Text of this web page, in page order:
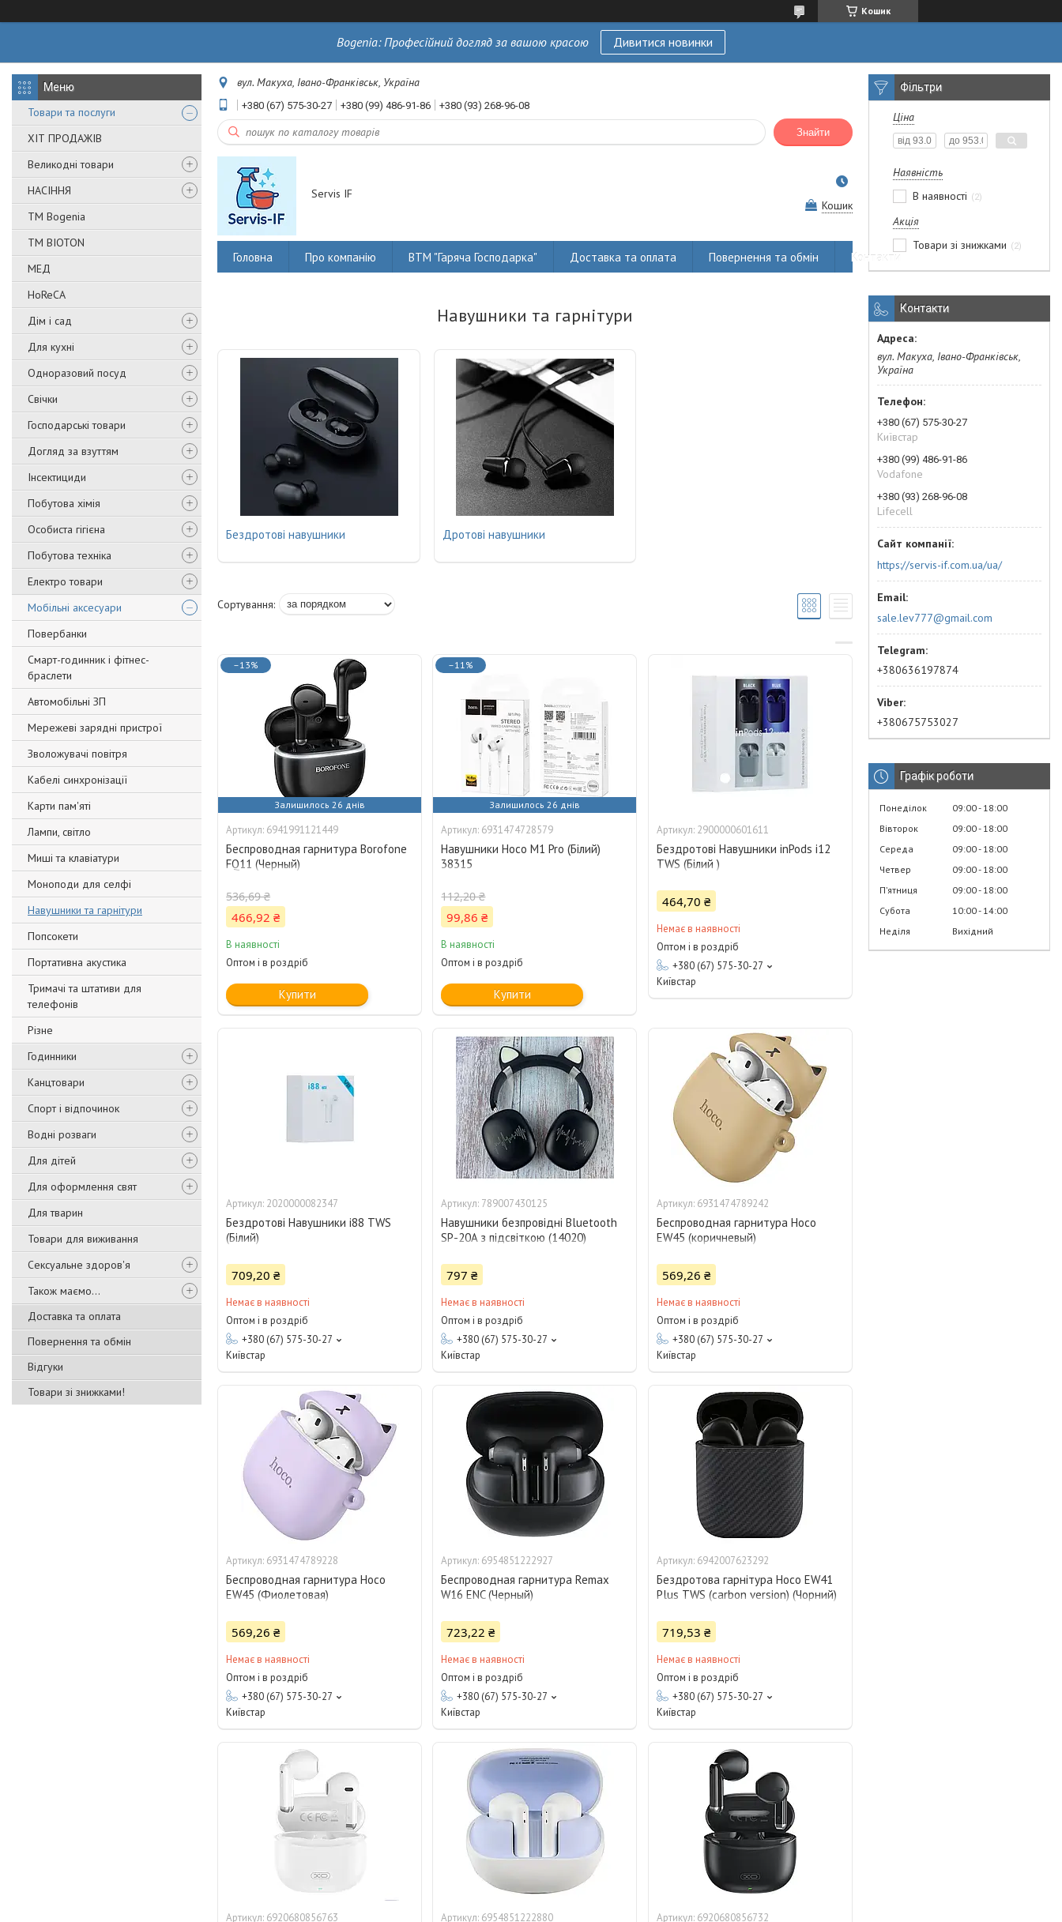
Кошик
Bogenia: Професійний догляд за вашою красою Дивитися новинки
Товари та послуги
ХІТ ПРОДАЖІВ
Великодні товари
НАСІННЯ
ТМ Bogenia
ТМ BIOTON
МЕД
HoReCA
Дім і сад
Для кухні
Одноразовий посуд
Свічки
Господарські товари
Догляд за взуттям
Інсектициди
Побутова хімія
Особиста гігієна
Побутова техніка
Електро товари
Мобільні аксесуари
Повербанки
Смарт-годинник і фітнес-
браслети
Автомобільні ЗП
Мережеві зарядні пристрої
Зволожувачі повітря
Кабелі синхронізації
Карти пам'яті
Лампи, світло
Миші та клавіатури
Моноподи для селфі
Навушники та гарнітури
Попсокети
Портативна акустика
Тримачі та штативи для
телефонів
Різне
Годинники
Канцтовари
Спорт і відпочинок
Водні розваги
Для дітей
Для оформлення свят
Для тварин
Товари для виживання
Сексуальне здоров'я
Також маємо...
Доставка та оплата
Повернення та обмін
Відгуки
Товари зі знижками!
вул. Макуха, Івано-Франківськ, Україна
+380 (67) 575-30-27 +380 (99) 486-91-86 +380 (93) 268-96-08
Знайти
Servis IF
Кошик
Головна Про компанію ВТМ "Гаряча Господарка" Доставка та оплата Повернення та обмін Контакти
Навушники та гарнітури
Бездротові навушники Дротові навушники
–13%
Залишилось 26 днів
6941991121449
Беспроводная гарнитура Borofone
FQ11 (Черный)
536,69 ₴
466,92 ₴
В наявності
Оптом і в роздріб
Купити
–11%
Залишилось 26 днів
6931474728579
Навушники Hoco M1 Pro (Бiлий)
38315
112,20 ₴
99,86 ₴
В наявності
Оптом і в роздріб
Купити
2900000601611
Бездротові Навушники inPods i12
TWS (Білий )
464,70 ₴
Немає в наявності
Оптом і в роздріб
+380 (67) 575-30-27
Київстар
2020000082347
Бездротові Навушники i88 TWS
(Білий)
709,20 ₴
Немає в наявності
Оптом і в роздріб
+380 (67) 575-30-27
Київстар
789007430125
Навушники безпровідні Bluetooth
SP-20A з підсвіткою (14020)
797 ₴
Немає в наявності
Оптом і в роздріб
+380 (67) 575-30-27
Київстар
6931474789242
Беспроводная гарнитура Hoco
EW45 (коричневый)
569,26 ₴
Немає в наявності
Оптом і в роздріб
+380 (67) 575-30-27
Київстар
6931474789228
Беспроводная гарнитура Hoco
EW45 (Фиолетовая)
569,26 ₴
Немає в наявності
Оптом і в роздріб
+380 (67) 575-30-27
Київстар
6954851222927
Беспроводная гарнитура Remax
W16 ENC (Черный)
723,22 ₴
Немає в наявності
Оптом і в роздріб
+380 (67) 575-30-27
Київстар
6942007623292
Бездротова гарнітура Hoco EW41
Plus TWS (carbon version) (Чорний)
719,53 ₴
Немає в наявності
Оптом і в роздріб
+380 (67) 575-30-27
Київстар
6920680856763 6954851222880 6920680856732
Фільтри
Ціна
Наявність
В наявності
2
Акція
Товари зі знижками
2
Контакти
вул. Макуха, Івано-Франківськ,
Україна
+380 (67) 575-30-27
Київстар
+380 (99) 486-91-86
Vodafone
+380 (93) 268-96-08
Lifecell
https://servis-if.com.ua/ua/
sale.lev777@gmail.com
+380636197874
+380675753027
Графік роботи
Понеділок 09:00 18:00
Вівторок
09:00 18:00
Середа
09:00 18:00
Четвер
09:00 18:00
Пʼятниця
09:00 18:00
Субота
10:00 14:00
Неділя
Вихідний